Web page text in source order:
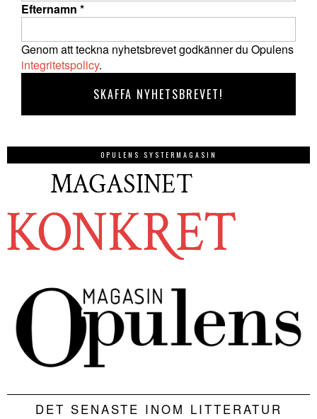
Efternamn *
Genom att teckna nyhetsbrevet godkänner du Opulens
integritetspolicy.
OPULENS SYSTERMAGASIN
DET SENASTE INOM LITTERATUR